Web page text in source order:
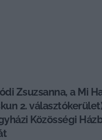
Zsuzsanna, a Mi
2.
Közösségi